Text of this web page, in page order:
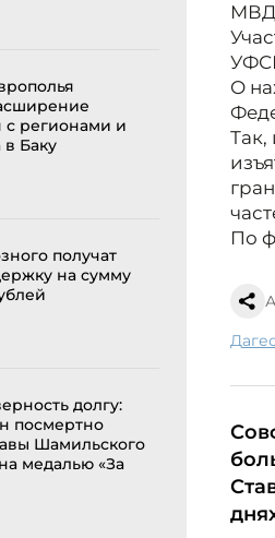
регионами и
Баку
получат
на сумму
долгу:
посмертно
Шамильского
медалью «За
МВД
О
Так,
По